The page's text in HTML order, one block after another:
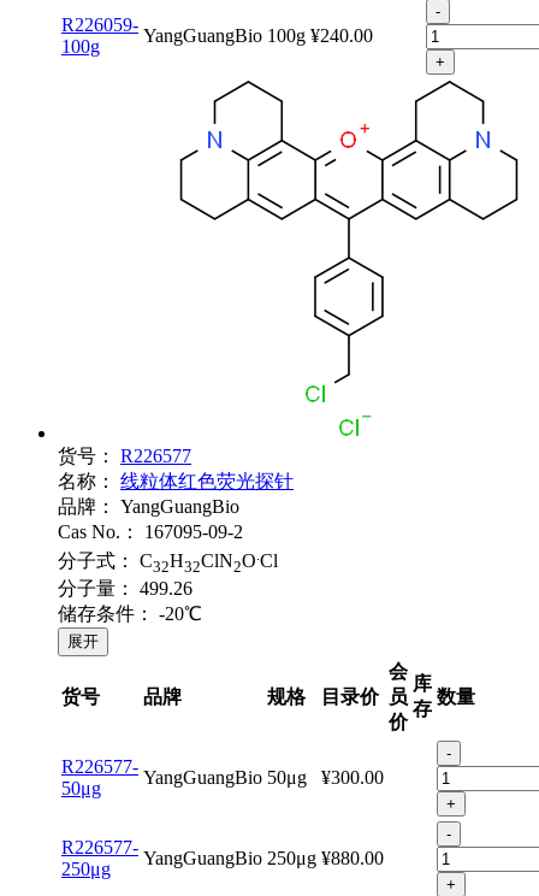
R226059-
100g
YangGuangBio 100g ¥240.00
-
+
货号：
R226577
名称：
线粒体红色荧光探针
品牌：
YangGuangBio
Cas No.：
167095-09-2
分子式：
C32H32ClN2O Cl
分子量：
499.26
储存条件：
-20℃
展开
货号 品牌 规格 目录价
会
员
价
库
存
数量
R226577-
50μg
YangGuangBio 50μg ¥300.00
-
+
R226577-
250μg
YangGuangBio 250μg ¥880.00
-
+